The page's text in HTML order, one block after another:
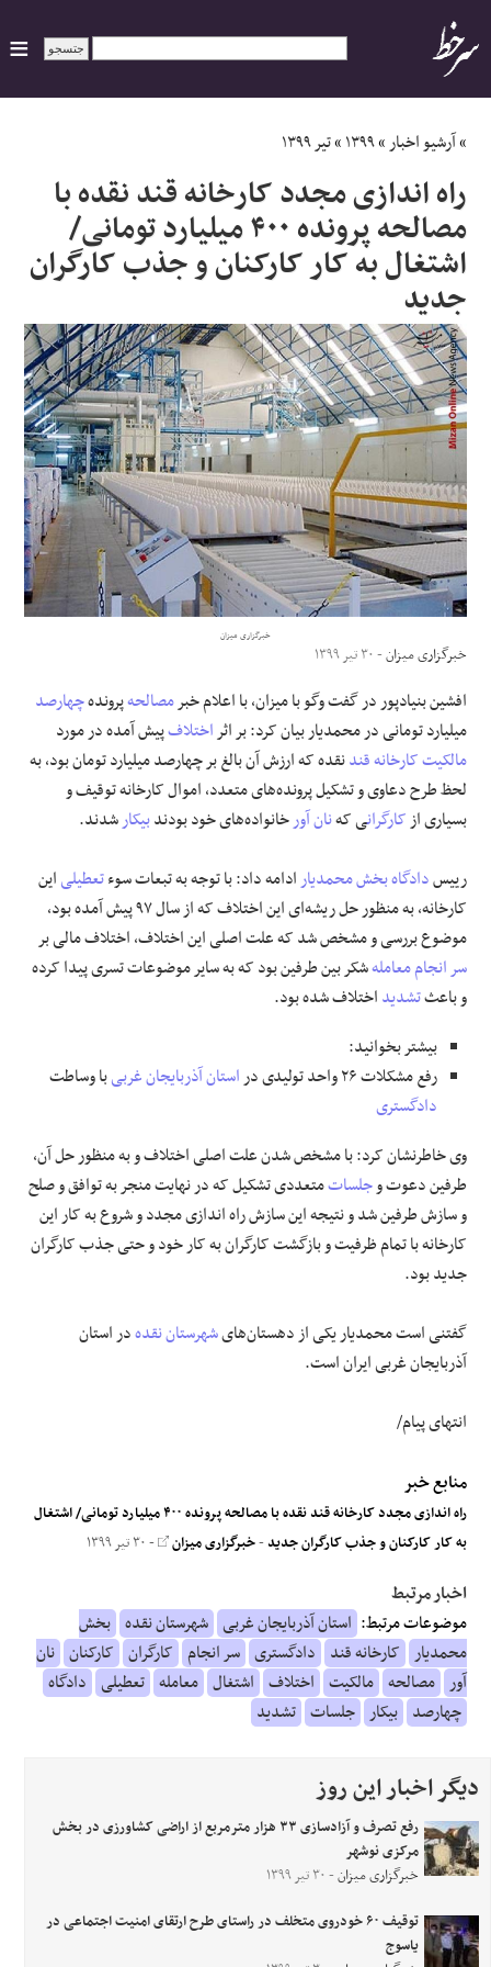
ایران
سیاسی
اقتصاد
ورزشی
جهان
اجتماعی
حوادث
علوم و فن آوری
فرهنگی و هنری
مقالات
»آرشیو اخبار»۱۳۹۹»تیر ۱۳۹۹
راه اندازی مجدد کارخانه قند نقده با
مصالحه پرونده ۴۰۰ میلیارد تومانی/
اشتغال به کار کارکنان و جذب کارگران
جدید
خبرگزاری میزان
خبرگزاری میزان- ۳۰ تیر ۱۳۹۹
افشین بنیادپور در گفت وگو بامیزان، با اعلام خبرمصالحهپروندهچهارصد
میلیارد تومانی در محمدیار بیان کرد: بر اثراختلافپیش آمده در مورد
مالکیتکارخانه قندنقده که ارزش آن بالغ بر چهارصد میلیارد تومان بود، به
لحظ طرح دعاوی و تشکیل پرونده‌های متعدد، اموال کارخانه توقیف و
بسیاری ازکارگرانی کهنان آورخانواده‌های خود بودندبیکارشدند.
رییسدادگاهبخش محمدیارادامه داد: با توجه به تبعات سوءتعطیلیاین
کارخانه، به منظور حل ریشه‌ای این اختلاف که از سال ۹۷ پیش آمده بود،
موضوع بررسی و مشخص شد که علت اصلی این اختلاف، اختلاف مالی بر
سر انجاممعاملهشکر بین طرفین بود که به سایر موضوعات تسری پیدا کرده
و باعثتشدیداختلاف شده بود.
بیشتر بخوانید:
رفع مشکلات ۲۶ واحد تولیدی در
استان آذربایجان غربیبا وساطت
دادگستری
وی خاطرنشان کرد: با مشخص شدن علت اصلی اختلاف و به منظور حل آن،
طرفین دعوت وجلساتمتعددی تشکیل که در نهایت منجر به توافق و صلح
و سازش طرفین شد و نتیجه این سازش راه اندازی مجدد و شروع به کار این
کارخانه با تمام ظرفیت و بازگشت کارگران به کار خود و حتی جذب کارگران
جدید بود.
گفتنی است محمدیار یکی از دهستان‌هایشهرستان نقدهدر استان
آذربایجان غربی ایران است.
انتهای پیام/
منابع خبر
راه اندازی مجدد کارخانه قند نقده با مصالحه پرونده ۴۰۰ میلیارد تومانی/ اشتغال
به کار کارکنان و جذب کارگران جدید-خبرگزاری میزان - ۳۰ تیر ۱۳۹۹
اخبار مرتبط
موضوعات مرتبط: استان آذربایجان غربی شهرستان نقده بخش
محمدیار کارخانه قند دادگستری سر انجام کارگران کارکنان نان
آور مصالحه مالکیت اختلاف اشتغال معامله تعطیلی دادگاه
چهارصد بیکار جلسات تشدید
دیگر اخبار این روز
رفع تصرف و آزادسازی ۳۳ هزار مترمربع از اراضی کشاورزی در بخش
مرکزی نوشهر
خبرگزاری میزان- ۳۰ تیر ۱۳۹۹
توقیف ۶۰ خودروی متخلف در راستای طرح ارتقای امنیت اجتماعی در
یاسوج